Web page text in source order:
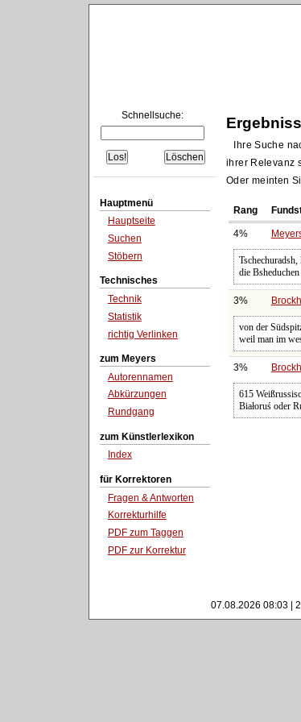
Schnellsuche:
Hauptmenü
Hauptseite
Suchen
Stöbern
Technisches
Technik
Statistik
richtig Verlinken
zum Meyers
Autorennamen
Abkürzungen
Rundgang
zum Künstlerlexikon
Index
für Korrektoren
Fragen & Antworten
Korrekturhilfe
PDF zum Taggen
PDF zur Korrektur
Ihre Suche
ihrer Relevanz
Oder meinten
Rang
4%
die
3%
von der
weil man im
3%
615
Białoruś oder
07.08.2026 08:03 |